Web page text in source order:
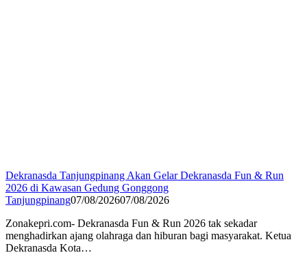
Dekranasda Tanjungpinang Akan Gelar Dekranasda Fun & Run
2026 di Kawasan Gedung Gonggong
Tanjungpinang07/08/202607/08/2026
Zonakepri.com- Dekranasda Fun & Run 2026 tak sekadar
menghadirkan ajang olahraga dan hiburan bagi masyarakat. Ketua
Dekranasda Kota…